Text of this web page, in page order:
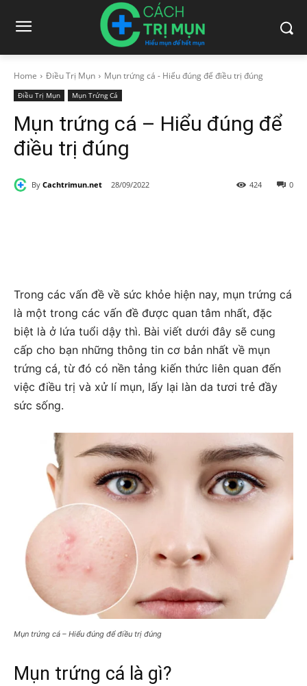
Home Điều Trị Mụn Mụn trứng cá - Hiểu đúng để điều trị đúng
Điều Trị Mụn Mụn Trứng Cá
Mụn trứng cá – Hiểu đúng để
điều trị đúng
By Cachtrimun.net 28/09/2022 0
424
Trong các vấn đề về sức khỏe hiện nay, mụn trứng cá
là một trong các vấn đề được quan tâm nhất, đặc
biệt là ở lứa tuổi dậy thì. Bài viết dưới đây sẽ cung
cấp cho bạn những thông tin cơ bản nhất về mụn
trứng cá, từ đó có nền tảng kiến thức liên quan đến
việc điều trị và xử lí mụn, lấy lại làn da tươi trẻ đầy
sức sống.
Mụn trứng cá – Hiểu đúng để điều trị đúng
Mụn trứng cá là gì?